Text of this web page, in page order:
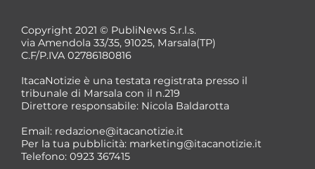
*
Copyright 2021 © PubliNews S.r.l.s.
via Amendola 33/35, 91025, Marsala(TP)
C.F/P.IVA 02786180816
ItacaNotizie è una testata registrata presso il
tribunale di Marsala con il n.219
Direttore responsabile: Nicola Baldarotta
Email: redazione@itacanotizie.it
Per la tua pubblicità: marketing@itacanotizie.it
Telefono: 0923 367415